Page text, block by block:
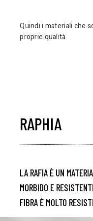
Quindi i materiali che
proprie qualità.
RAPHIA
LA RAFIA È UN
MORBIDO E
FIBRA È MOLTO